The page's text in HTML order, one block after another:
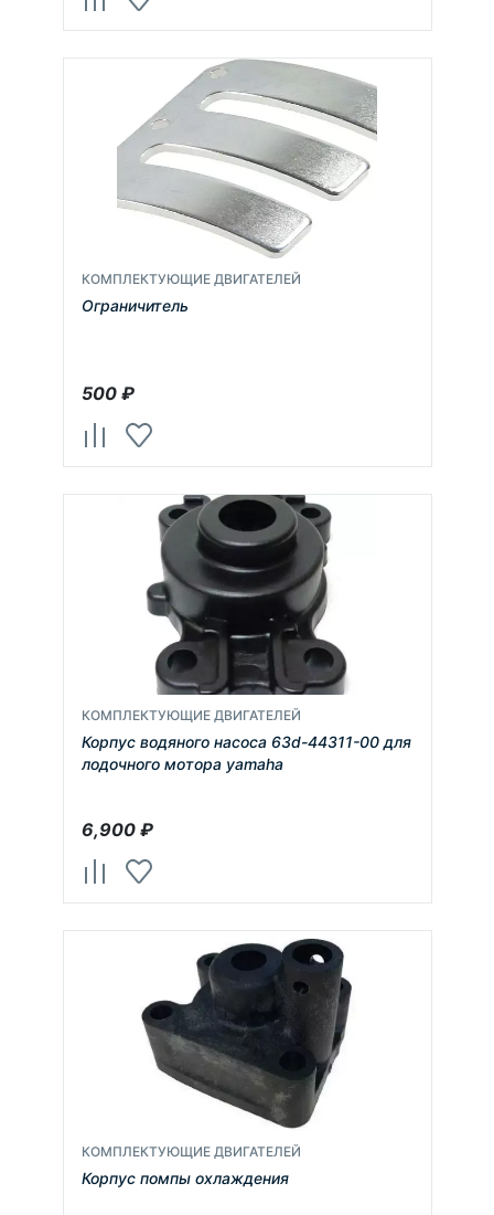
КОМПЛЕКТУЮЩИЕ ДВИГАТЕЛЕЙ
Ограничитель
500₽
КОМПЛЕКТУЮЩИЕ ДВИГАТЕЛЕЙ
Корпус водяного насоса 63d-44311-00 для
лодочного мотора yamaha
6,900₽
КОМПЛЕКТУЮЩИЕ ДВИГАТЕЛЕЙ
Корпус помпы охлаждения